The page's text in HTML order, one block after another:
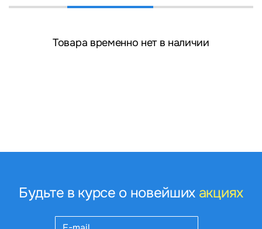
Товара временно нет в наличии
Будьте в курсе о новейших акциях